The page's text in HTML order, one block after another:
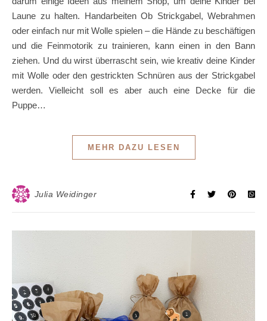
Laune zu halten. Handarbeiten Ob Strickgabel, Webrahmen
oder einfach nur mit Wolle spielen – die Hände zu beschäftigen
und die Feinmotorik zu trainieren, kann einen in den Bann
ziehen. Und du wirst überrascht sein, wie kreativ deine Kinder
mit Wolle oder den gestrickten Schnüren aus der Strickgabel
werden. Vielleicht soll es aber auch eine Decke für die
Puppe…
MEHR DAZU LESEN
Julia Weidinger